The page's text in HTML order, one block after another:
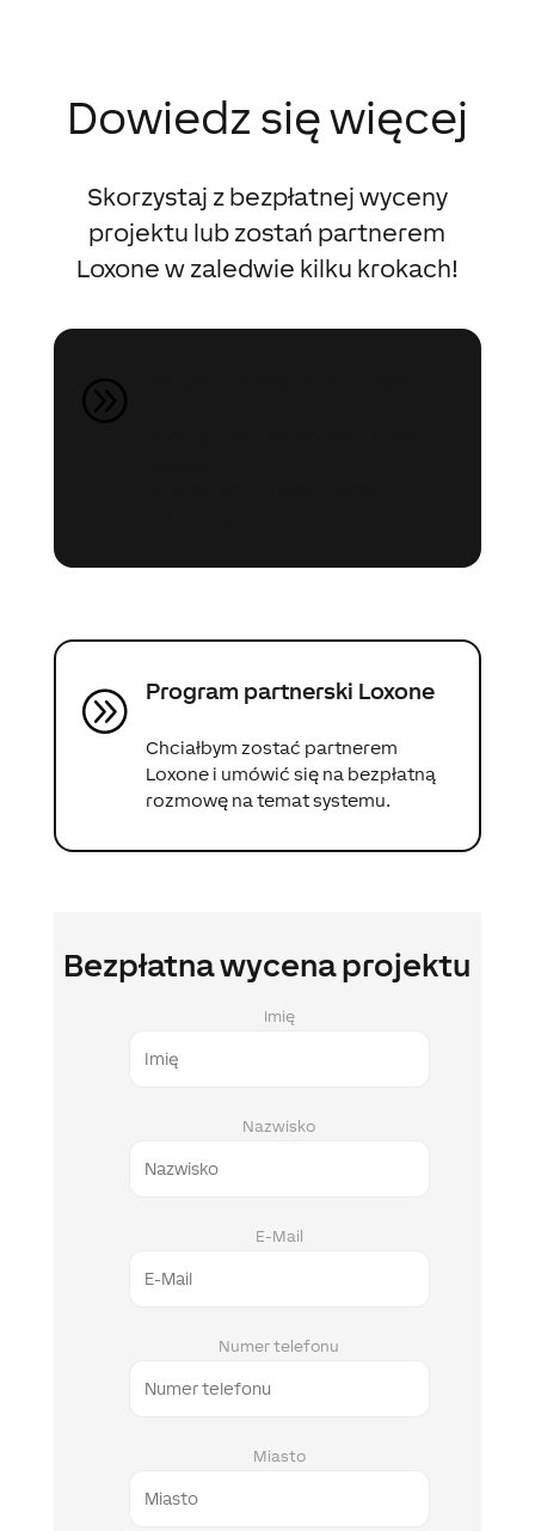
Dowiedz się więcej
Skorzystaj z bezpłatnej wyceny
projektu lub zostań partnerem
Loxone w zaledwie kilku krokach!
A Program partnerski Loxone
Chciałbym zostać partnerem
Loxone i umówić się na bezpłatną
rozmowę na temat systemu.
Bezpłatna wycena projektu
Imię
Nazwisko
E-Mail
Numer telefonu
Miasto